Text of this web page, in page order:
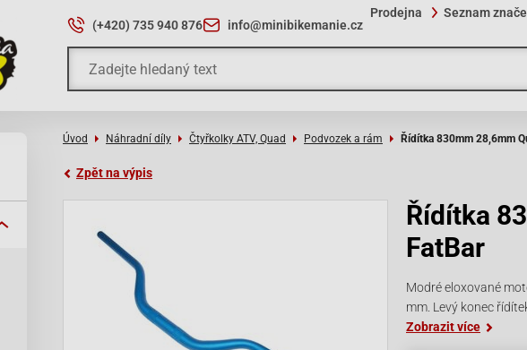
(+420) 735 940 876 info@minibikemanie.cz
Prodejna Seznam
Úvod Náhradní díly Čtyřkolky ATV, Quad Podvozek a rám Řídítka 830mm 28,6mm
Zpět na výpis
Řídítka
FatBar
Modré eloxované
mm. Levý konec
Zobrazit více